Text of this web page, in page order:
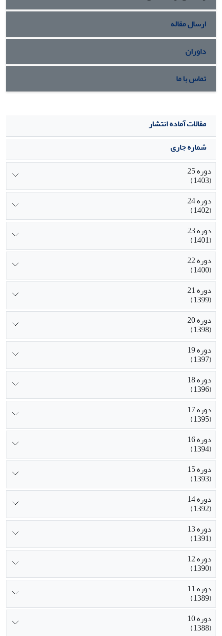
ارسال مقاله
داوران
تماس با ما
مقالات آماده انتشار
شماره جاری
دوره 25
(1403)
دوره 24
(1402)
دوره 23
(1401)
دوره 22
(1400)
دوره 21
(1399)
دوره 20
(1398)
دوره 19
(1397)
دوره 18
(1396)
دوره 17
(1395)
دوره 16
(1394)
دوره 15
(1393)
دوره 14
(1392)
دوره 13
(1391)
دوره 12
(1390)
دوره 11
(1389)
دوره 10
(1388)